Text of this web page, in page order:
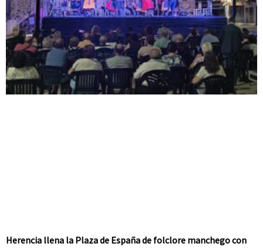
Herencia llena la Plaza de España de folclore manchego con